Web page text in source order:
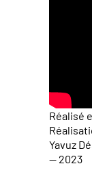
Réalisé
Yavuz
— 2023